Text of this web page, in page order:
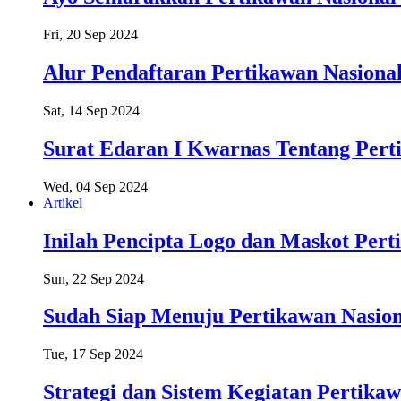
Fri, 20 Sep 2024
Alur Pendaftaran Pertikawan
Sat, 14 Sep 2024
Surat Edaran I Kwarnas Tentang
Wed, 04 Sep 2024
Artikel
Inilah Pencipta Logo dan Maskot
Sun, 22 Sep 2024
Sudah Siap Menuju Pertikawan
Tue, 17 Sep 2024
Strategi dan Sistem Kegiatan